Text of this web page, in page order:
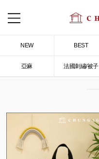
NEW BEST
亞麻 法國刺繡/被子